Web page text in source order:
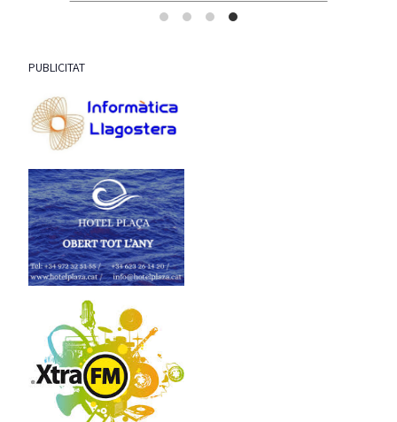
PUBLICITAT